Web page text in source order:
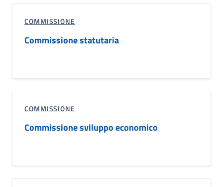
COMMISSIONE
Commissione statutaria
COMMISSIONE
Commissione sviluppo economico